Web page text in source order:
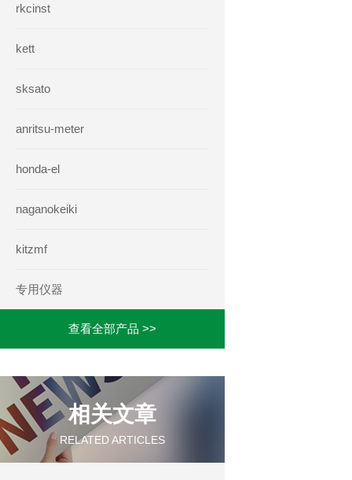
rkcinst
kett
sksato
anritsu-meter
honda-el
naganokeiki
kitzmf
专用仪器
查看全部产品 >>
相关文章
RELATED ARTICLES